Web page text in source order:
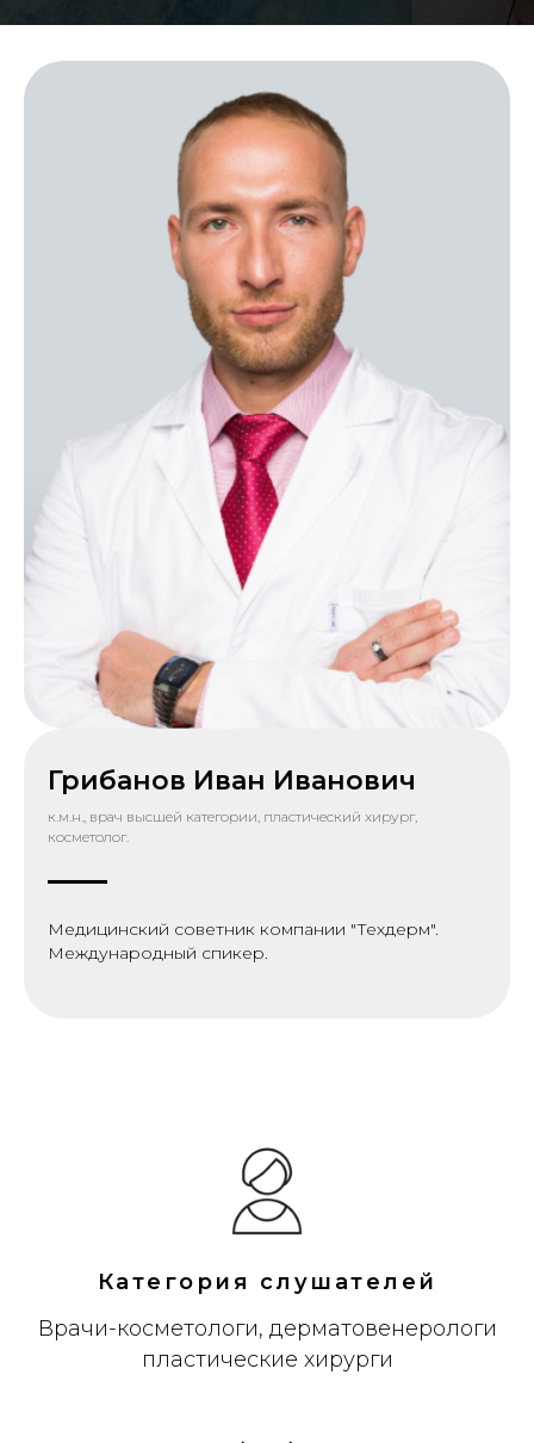
Грибанов Иван Иванович
к.м.н., врач высшей категории, пластический хирург,
косметолог.
Медицинский советник компании "Техдерм".
Международный спикер.
Категория слушателей
Врачи-косметологи, дерматовенерологи
пластические хирурги